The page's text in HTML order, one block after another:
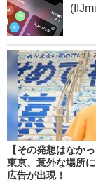
【その発想はなか
東京、意外な場所に
広告が出現！